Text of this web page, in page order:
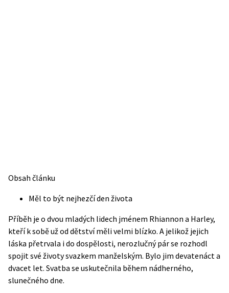
Obsah článku
Měl to být nejhezčí den života
Příběh je o dvou mladých lidech jménem Rhiannon a Harley,
kteří k sobě už od dětství měli velmi blízko. A jelikož jejich
láska přetrvala i do dospělosti, nerozlučný pár se rozhodl
spojit své životy svazkem manželským. Bylo jim devatenáct a
dvacet let. Svatba se uskutečnila během nádherného,
slunečného dne.